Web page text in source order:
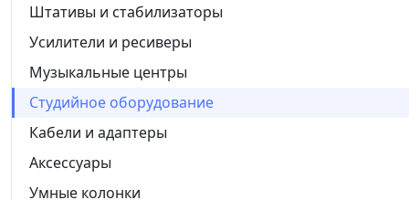
Штативы и стабилизаторы
Усилители и ресиверы
Музыкальные центры
Студийное оборудование
Кабели и адаптеры
Аксессуары
Умные колонки